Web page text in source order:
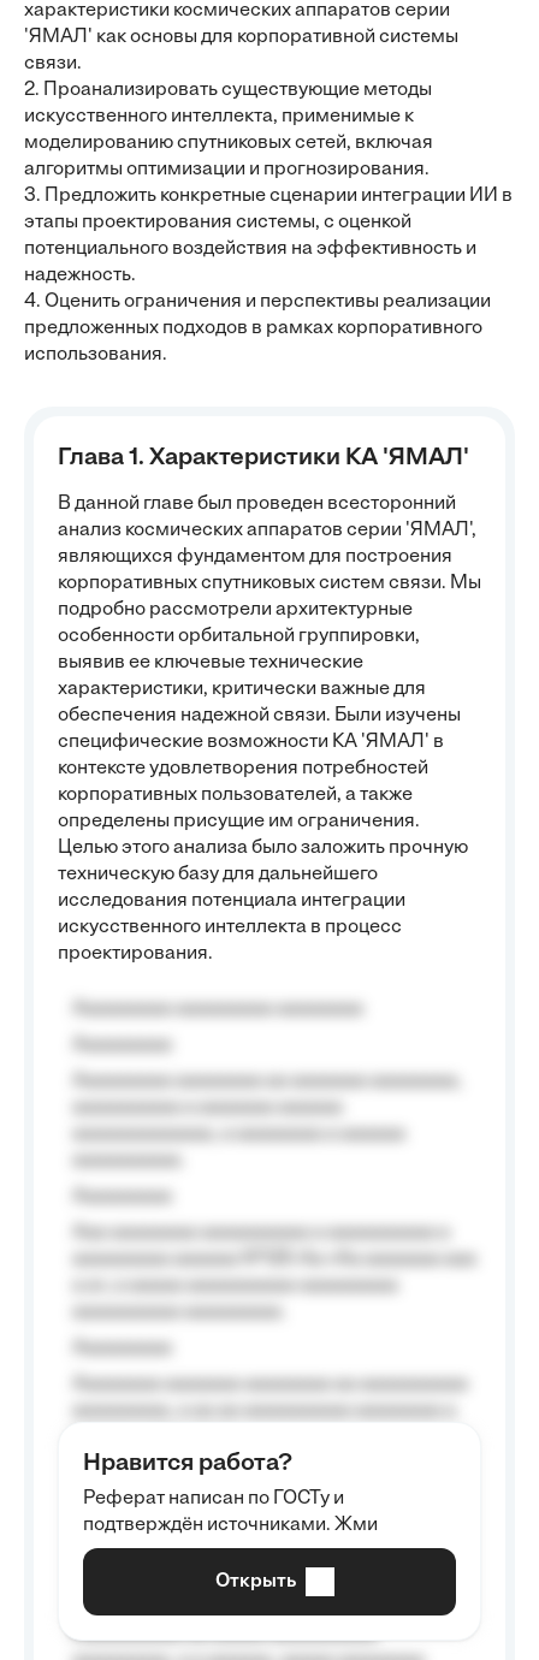
характеристики космических аппаратов серии
'ЯМАЛ' как основы для корпоративной системы
связи.
2. Проанализировать существующие методы
искусственного интеллекта, применимые к
моделированию спутниковых сетей, включая
алгоритмы оптимизации и прогнозирования.
3. Предложить конкретные сценарии интеграции ИИ в
этапы проектирования системы, с оценкой
потенциального воздействия на эффективность и
надежность.
4. Оценить ограничения и перспективы реализации
предложенных подходов в рамках корпоративного
использования.
Глава 1. Характеристики КА 'ЯМАЛ'
В данной главе был проведен всесторонний
анализ космических аппаратов серии 'ЯМАЛ',
являющихся фундаментом для построения
корпоративных спутниковых систем связи. Мы
подробно рассмотрели архитектурные
особенности орбитальной группировки,
выявив ее ключевые технические
характеристики, критически важные для
обеспечения надежной связи. Были изучены
специфические возможности КА 'ЯМАЛ' в
контексте удовлетворения потребностей
корпоративных пользователей, а также
определены присущие им ограничения.
Целью этого анализа было заложить прочную
техническую базу для дальнейшего
исследования потенциала интеграции
искусственного интеллекта в процесс
проектирования.
Aaaaaaaaa
Aaaaaaaaaa aa aaa aaaaaaaaa, a aaa
aaaaaaaaaa aaa, a aaaaaaaaaa, aaaaaa
aaaaaa a aaaaaa.
Aaaaaa-aaaaaaaaaaa aaaaaa
Aaaaaaaaaa aa aaaaa aaaaaaaaaa
Нравится работа?
Реферат написан по ГОСТу и
подтверждён источниками. Жми
Открыть